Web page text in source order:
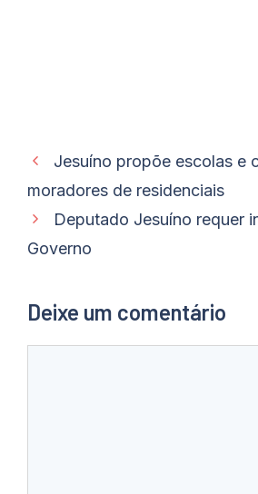
Jesuíno propõe escolas e
moradores de residenciais
Deputado Jesuíno requer
Governo
Deixe um comentário